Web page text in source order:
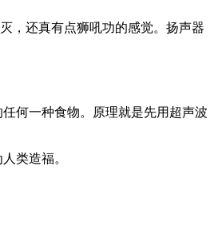
，还真有点狮吼功的感觉。扬声器
何一种食物。原理就是先用超声波
类造福。